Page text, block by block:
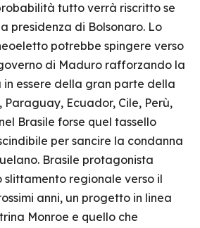
tutto verrà riscritto se
presidenza di Bolsonaro. Lo
potrebbe spingere verso
di Maduro rafforzando la
in essere della gran parte della
Paraguay, Ecuador, Cile, Perù,
Brasile forse quel tassello
per sancire la condanna
Brasile protagonista
slittamento regionale verso il
anni, un progetto in linea
Monroe e quello che